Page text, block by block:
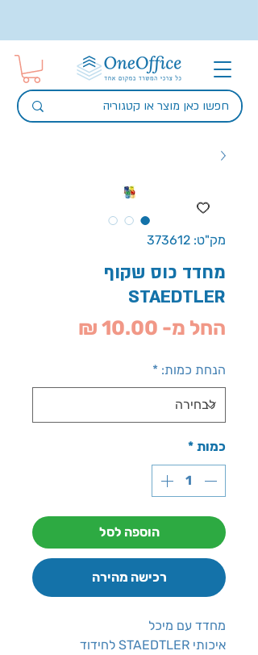
מק"ט: 373612
מחדד כוס שקוף
STAEDTLER
החל מ- 10.00 ₪
הנחת כמות: *
כמות *
הוספה לסל
רכישה מהירה
מחדד עם מיכל
איכותי STAEDTLER לחידוד